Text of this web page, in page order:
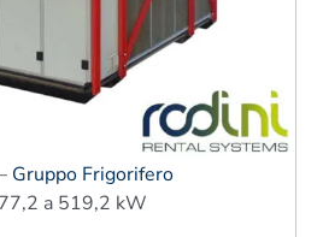
Gruppo Frigorifero
a 519,2 kW